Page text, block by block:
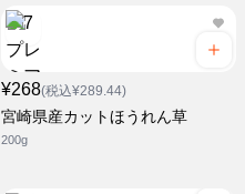
¥268(税込¥289.44)
宮崎県産カットほうれん草
200g